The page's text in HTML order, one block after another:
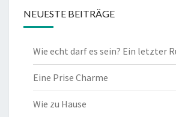
NEUESTE BEITRÄGE
Wie echt darf es sein? Ein letzter
Eine Prise Charme
Wie zu Hause